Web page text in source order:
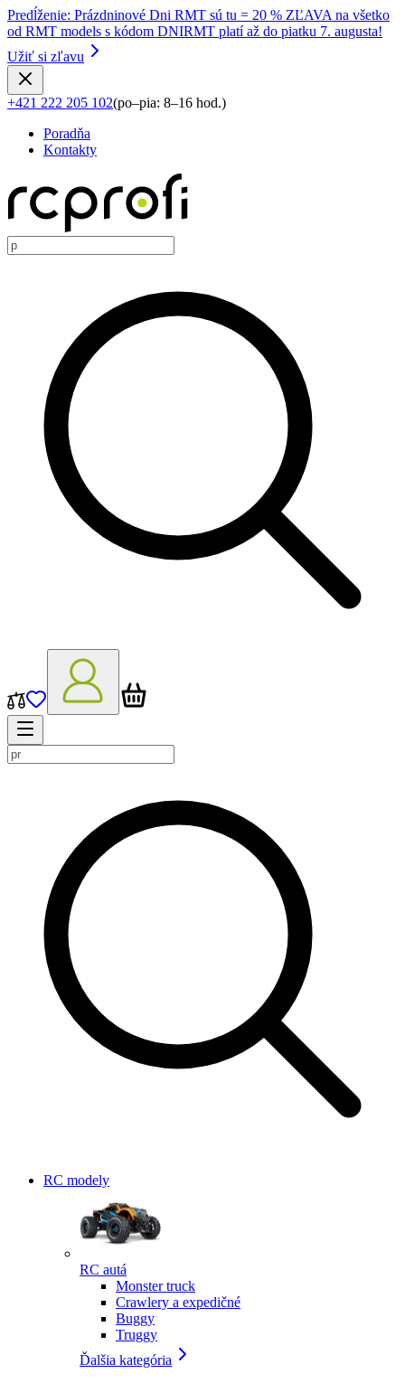
Predĺženie: Prázdninové Dni RMT sú tu = 20 % ZĽAVA na všetko
od RMT models s kódom DNIRMT platí až do piatku 7. augusta!
Užiť si zľavu
+421 222 205 102(po–pia: 8–16 hod.)
Poradňa
Kontakty
RC modely
RC autá
Monster truck
Crawlery a expedičné
Buggy
Truggy
Ďalšia kategória